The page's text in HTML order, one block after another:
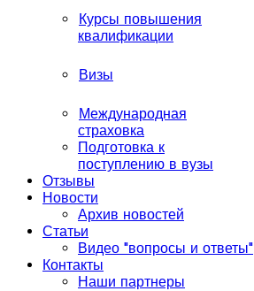
Курсы повышения
квалификации
Визы
Международная
страховка
Подготовка к
поступлению в вузы
Отзывы
Новости
Архив новостей
Статьи
Видео "вопросы и ответы"
Контакты
Наши партнеры